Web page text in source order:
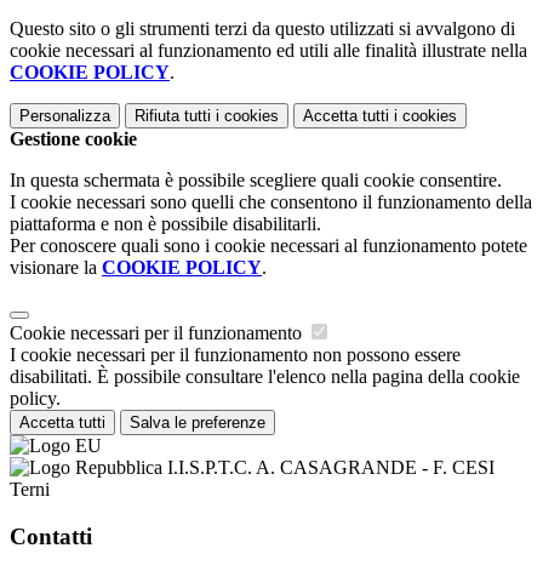
Questo sito o gli strumenti terzi da questo utilizzati si avvalgono di
cookie necessari al funzionamento ed utili alle finalità illustrate nella
COOKIE POLICY.
Personalizza Rifiuta tutti i cookies Accetta tutti i cookies
Gestione cookie
In questa schermata è possibile scegliere quali cookie consentire.
I cookie necessari sono quelli che consentono il funzionamento della
piattaforma e non è possibile disabilitarli.
Per conoscere quali sono i cookie necessari al funzionamento potete
visionare la COOKIE POLICY.
Cookie necessari per il funzionamento
I cookie necessari per il funzionamento non possono essere
disabilitati. È possibile consultare l'elenco nella pagina della cookie
policy.
Accetta tutti Salva le preferenze
I.I.S.P.T.C. A. CASAGRANDE - F. CESI
Terni
Contatti